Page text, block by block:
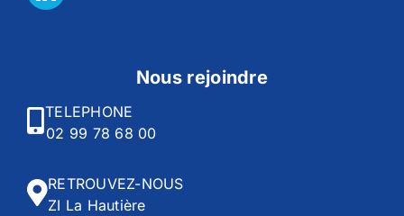
Nous rejoindre
TELEPHONE
02 99 78 68 00
RETROUVEZ-NOUS
ZI La Hautière